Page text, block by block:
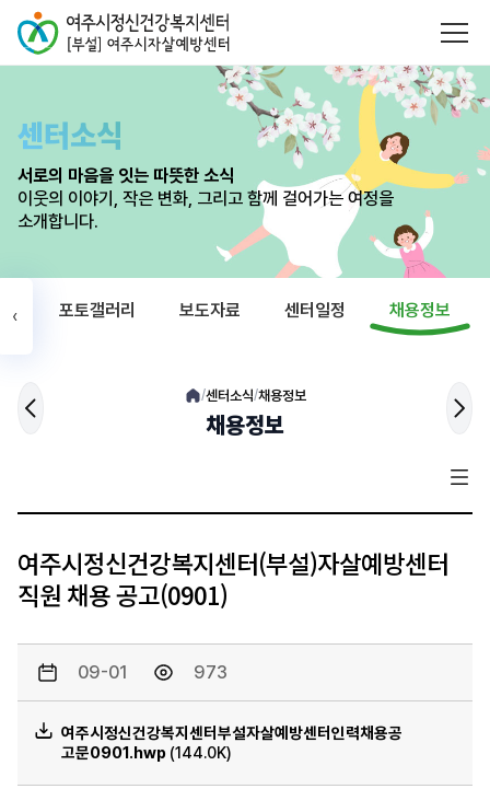
센터소식
서로의 마음을 잇는 따뜻한 소식
이웃의 이야기, 작은 변화, 그리고 함께 걸어가는 여정을
소개합니다.
‹ 포토갤러리 보도자료 센터일정 채용정보
/센터소식/채용정보
채용정보
여주시정신건강복지센터(부설)자살예방센터
직원 채용 공고(0901)
09-01 973
여주시정신건강복지센터부설자살예방센터인력채용공
고문0901.hwp (144.0K)